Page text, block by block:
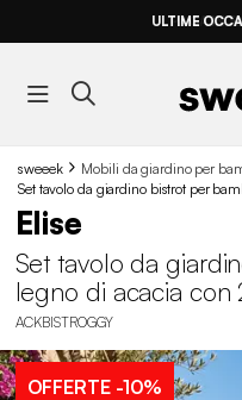
ULTIME
sweeek Mobili da giardino per
Set tavolo da giardino bistrot per
Elise
Set tavolo da
legno di acacia con
ACKBISTROGGY
OFFERTE-10%